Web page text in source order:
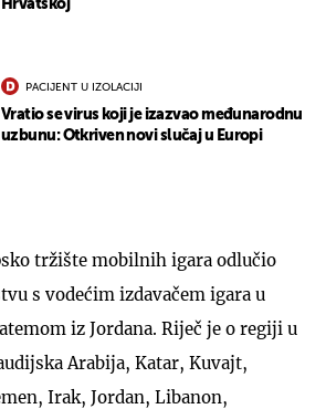
Hrvatskoj
PACIJENT U IZOLACIJI
Vratio se virus koji je izazvao međunarodnu
uzbunu: Otkriven novi slučaj u Europi
tržište mobilnih igara odlučio
s vodećim izdavačem igara u
iz Jordana. Riječ je o regiji u
Arabija, Katar, Kuvajt,
Irak, Jordan, Libanon,